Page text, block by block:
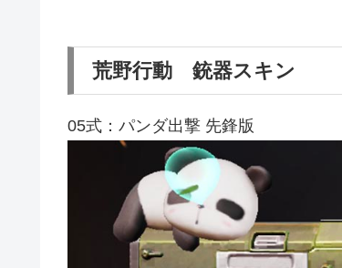
荒野行動 銃器スキン
05式：パンダ出撃 先鋒版